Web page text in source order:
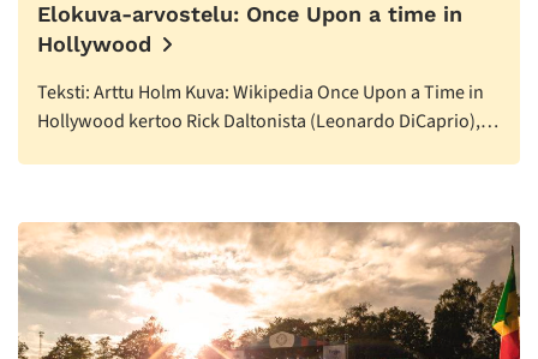
Elokuva-arvostelu: Once Upon a time in
Hollywood
Teksti: Arttu Holm Kuva: Wikipedia Once Upon a Time in
Hollywood kertoo Rick Daltonista (Leonardo DiCaprio),…